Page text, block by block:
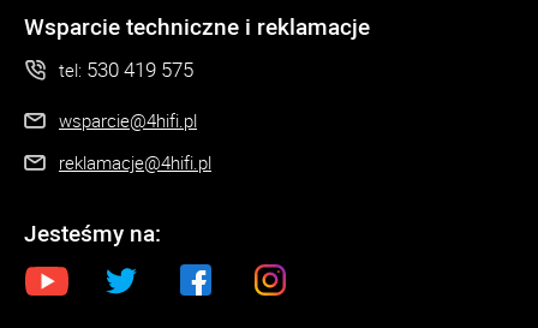
Wsparcie techniczne i reklamacje
tel: 530 419 575
wsparcie@4hifi.pl
reklamacje@4hifi.pl
Jesteśmy na: